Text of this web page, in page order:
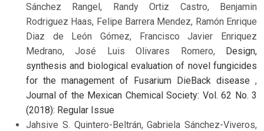
Sánchez Rangel, Randy Ortiz Castro, Benjamin
Rodriguez Haas, Felipe Barrera Mendez, Ramón Enrique
Diaz de León Gómez, Francisco Javier Enriquez
Medrano, José Luis Olivares Romero, Design,
synthesis and biological evaluation of novel fungicides
for the management of Fusarium DieBack disease ,
Journal of the Mexican Chemical Society: Vol. 62 No. 3
(2018): Regular Issue
Jahsive S. Quintero-Beltrán, Gabriela Sánchez-Viveros,